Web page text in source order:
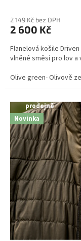
2 149 Kč bez DPH
2 600 Kč
Flanelová košile
vlněné směsi pro lov a
Olive green- Olivově
prodejně
Novinka